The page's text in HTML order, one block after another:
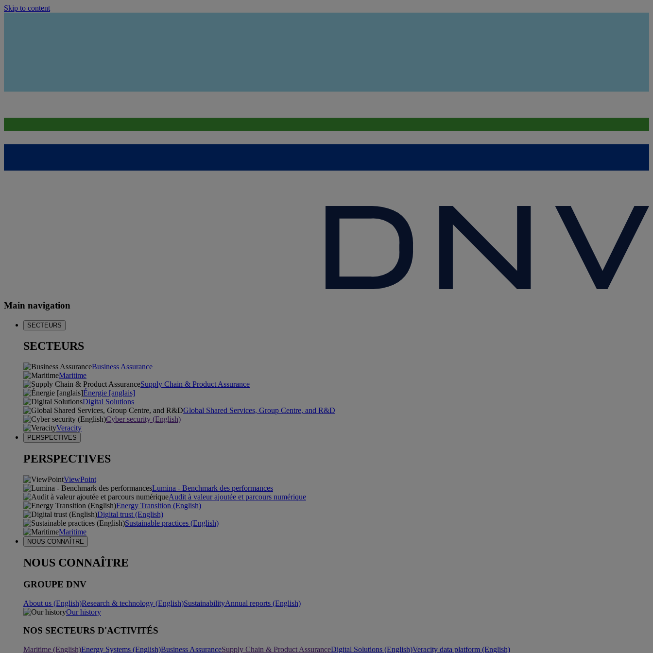
Skip to content
Main navigation
SECTEURS
SECTEURS
Business Assurance
Maritime
Supply Chain & Product Assurance
Énergie [anglais]
Digital Solutions
Global Shared Services, Group Centre, and R&D
Cyber security (English)
Veracity
PERSPECTIVES
PERSPECTIVES
ViewPoint
Lumina - Benchmark des performances
Audit à valeur ajoutée et parcours numérique
Energy Transition (English)
Digital trust (English)
Sustainable practices (English)
Maritime
NOUS CONNAÎTRE
NOUS CONNAÎTRE
GROUPE DNV
About us (English)Research & technology (English)SustainabilityAnnual reports (English)
Our history
NOS SECTEURS D'ACTIVITÉS
Maritime (English)Energy Systems (English)Business AssuranceSupply Chain & Product AssuranceDigital Solutions (English)Veracity data platform (English)